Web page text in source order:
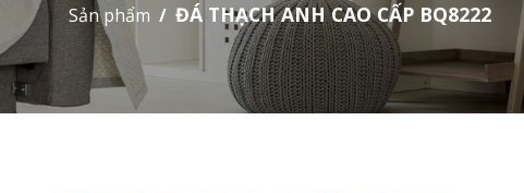
Sản phẩm ĐÁ THẠCH ANH CAO CẤP BQ8222